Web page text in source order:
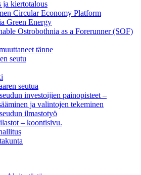
ja kiertotalous
Circular Economy Platform
Green Energy
Ostrobothnia as a Forerunner (SOF)
tänne
seutu
seutua
investoijien painopisteet –
ja valintojen tekeminen
ilmastotyö
– koontisivu.